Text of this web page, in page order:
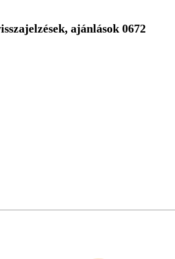
ajánlások 0672